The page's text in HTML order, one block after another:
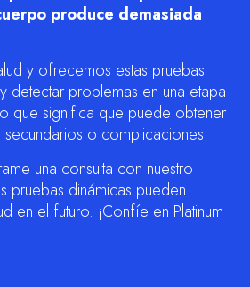
produce demasiada
y ofrecemos estas pruebas
detectar problemas en una etapa
que significa que puede obtener
o complicaciones.
una consulta con nuestro
dinámicas pueden
en el futuro. ¡Confíe en Platinum